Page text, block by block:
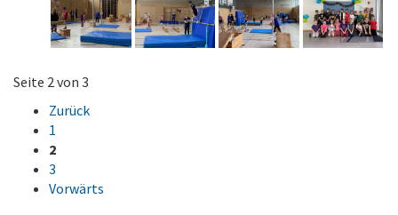
Seite 2 von 3
Zurück
1
2
3
Vorwärts